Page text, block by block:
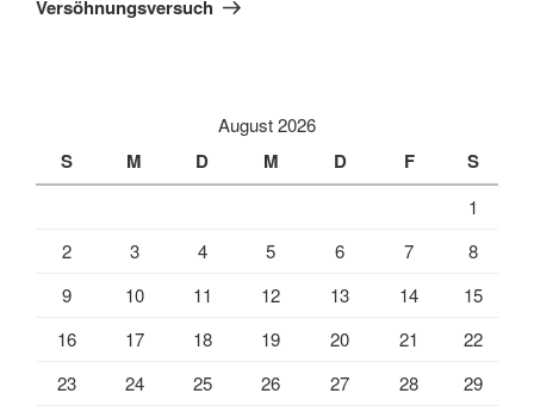
Versöhnungsversuch
August 2026
S M D M D F S
1
2
3 4 5 6 7
8
9
10 11 12 13 14
15
16
17 18 19 20 21
22
23
24 25 26 27 28
29